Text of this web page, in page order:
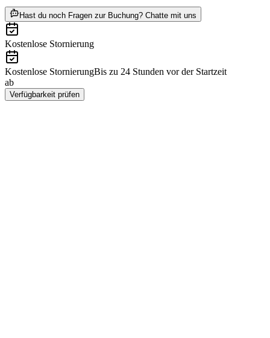
Hast du noch Fragen zur Buchung? Chatte mit uns
Kostenlose Stornierung
Kostenlose StornierungBis zu 24 Stunden vor der Startzeit
ab
Verfügbarkeit prüfen